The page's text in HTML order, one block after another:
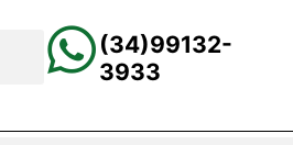
(34)99132-
3933